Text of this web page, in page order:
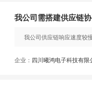
我公司需搭建供应链
我公司供应链响应速度较
企业： 四川曦鸿电子科技有限